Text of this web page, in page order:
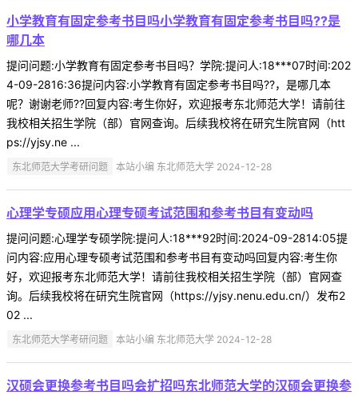
小学教育有固定参考书目吗小学教育有固定参考书目吗??是
哪几本
提问问题:小学教育有固定参考书目吗？学院:提问人:18***07时间:202
4-09-2816:36提问内容:小学教育有固定参考书目吗??，是哪几本
呢？谢谢老师??回复内容:考生你好，欢迎报考东北师范大学！请前往
我校相关招生学院（部）官网查询。后续我校将在研究生院官网（htt
ps://yjsy.ne ...
东北师范大学考研问题 本站小编 东北师范大学 2024-12-28
心理学专硕应用心理专硕考试范围和参考书目有变动吗
提问问题:心理学专硕学院:提问人:18***92时间:2024-09-2814:05提
问内容:应用心理专硕考试范围和参考书目有变动吗回复内容:考生你
好，欢迎报考东北师范大学！请前往我校相关招生学院（部）官网查
询。后续我校将在研究生院官网（https://yjsy.nenu.edu.cn/）发布2
02 ...
东北师范大学考研问题 本站小编 东北师范大学 2024-12-28
汉硕会更换参考书目吗会扩招吗东北师范大学的汉硕会更换参